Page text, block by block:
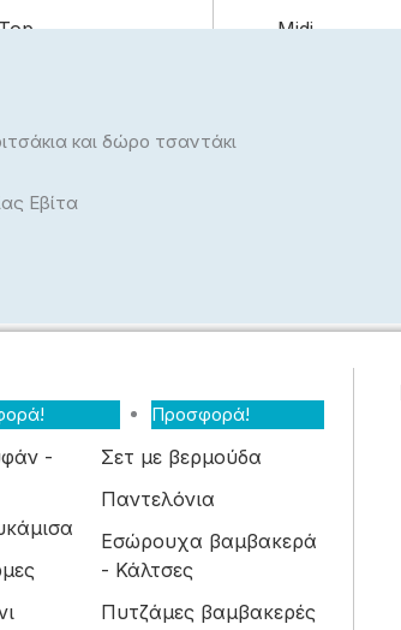
Midi
-
Σετ με βερμούδα
Παντελόνια
Εσώρουχα βαμβακερά
- Κάλτσες
Πυτζάμες βαμβακερές
και δώρο τσαντάκι
Εβίτα
price
11,00€.
τρέχουσα
είναι:
7,00€.
πολλαπλές
παραλλαγές.
μπορούν
Προσφορά!
το
έχει
πολλαπλές
παραλλαγές.
Οι
μπορούν